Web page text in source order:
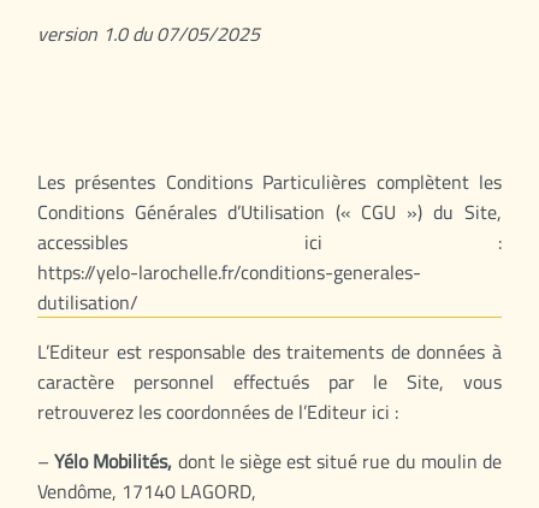
version 1.0 du 07/05/2025
Les présentes Conditions Particulières complètent les
Conditions Générales d’Utilisation (« CGU ») du Site,
accessibles ici :
https://yelo-larochelle.fr/conditions-generales-
dutilisation/
L’Editeur est responsable des traitements de données à
caractère personnel effectués par le Site, vous
retrouverez les coordonnées de l’Editeur ici :
–Yélo Mobilités, dont le siège est situé rue du moulin de
Vendôme, 17140 LAGORD,